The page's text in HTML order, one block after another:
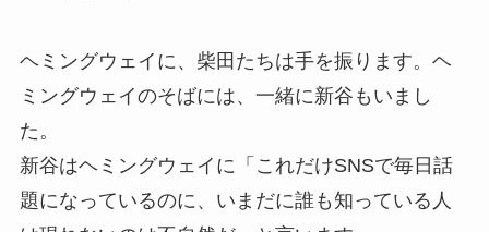
ヘミングウェイに、柴田たちは手を振ります。ヘ
ミングウェイのそばには、一緒に新谷もいまし
た。
新谷はヘミングウェイに「これだけSNSで毎日話
題になっているのに、いまだに誰も知っている人